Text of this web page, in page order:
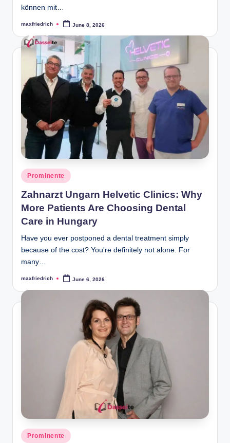
können mit…
Posted
maxfriedrich June 8, 2026
Posted
in
Prominente
Zahnarzt Ungarn Helvetic Clinics: Why
More Patients Are Choosing Dental
Care in Hungary
Have you ever postponed a dental treatment simply
because of the cost? You're definitely not alone. For
many…
Posted
maxfriedrich June 6, 2026
Posted
Prominente